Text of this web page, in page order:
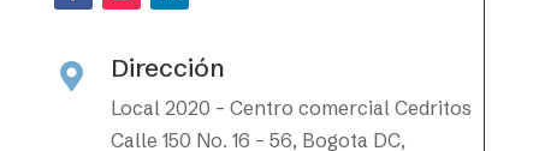
 Dirección
Local 2020 – Centro comercial Cedritos
Calle 150 No. 16 – 56, Bogota DC,